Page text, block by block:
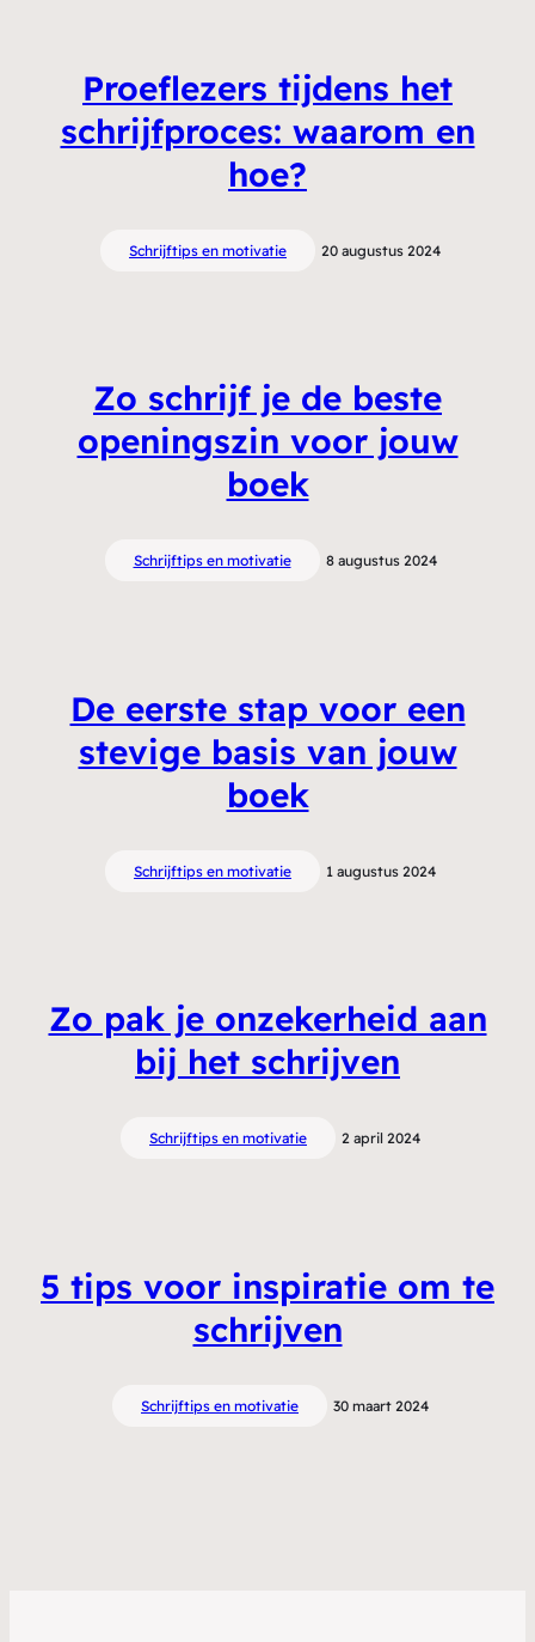
Proeflezers tijdens het
schrijfproces: waarom en
hoe?
Schrijftips en motivatie 20 augustus 2024
Zo schrijf je de beste
openingszin voor jouw
boek
Schrijftips en motivatie 8 augustus 2024
De eerste stap voor een
stevige basis van jouw
boek
Schrijftips en motivatie 1 augustus 2024
Zo pak je onzekerheid aan
bij het schrijven
Schrijftips en motivatie 2 april 2024
5 tips voor inspiratie om te
schrijven
Schrijftips en motivatie 30 maart 2024